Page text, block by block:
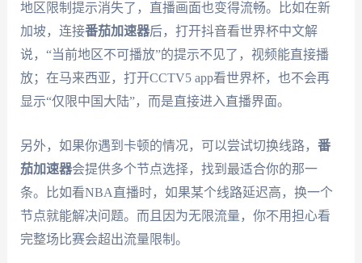
地区限制提示消失了，直播画面也变得流畅。比如在新
加坡，连接番茄加速器后，打开抖音看世界杯中文解
说，“当前地区不可播放”的提示不见了，视频能直接播
放；在马来西亚，打开CCTV5 app看世界杯，也不会再
显示“仅限中国大陆”，而是直接进入直播界面。
另外，如果你遇到卡顿的情况，可以尝试切换线路， 番
茄加速器会提供多个节点选择，找到最适合你的那一
条。比如看NBA直播时，如果某个线路延迟高，换一个
节点就能解决问题。而且因为无限流量，你不用担心看
完整场比赛会超出流量限制。